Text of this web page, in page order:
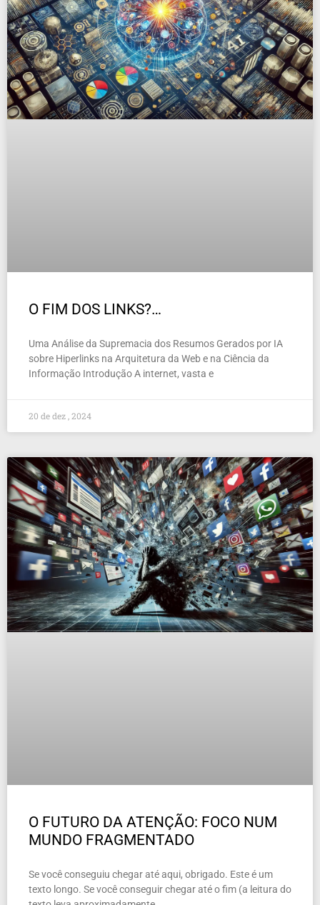
O FIM DOS LINKS?…
Uma Análise da Supremacia dos Resumos Gerados por IA
sobre Hiperlinks na Arquitetura da Web e na Ciência da
Informação Introdução A internet, vasta e
20 de dez , 2024
O FUTURO DA ATENÇÃO: FOCO NUM
MUNDO FRAGMENTADO
Se você conseguiu chegar até aqui, obrigado. Este é um
texto longo. Se você conseguir chegar até o fim (a leitura do